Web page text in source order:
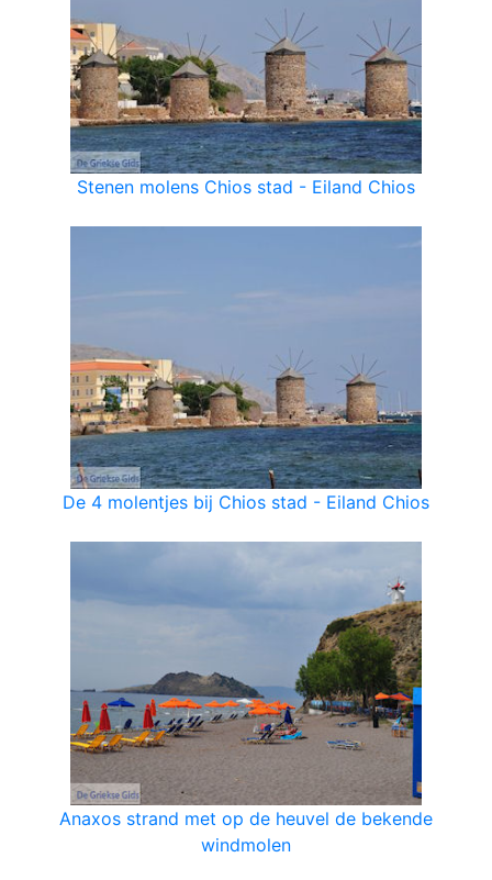
Stenen molens Chios stad - Eiland Chios
De 4 molentjes bij Chios stad - Eiland Chios
Anaxos strand met op de heuvel de bekende
windmolen